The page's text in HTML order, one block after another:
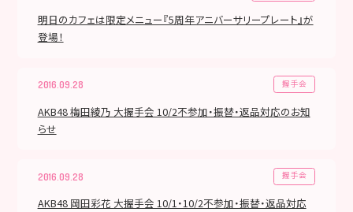
明日のカフェは限定メニュー『5周年アニバーサリープレート』が
登場！
2016.09.28 握手会
AKB48 梅田綾乃 大握手会 10/2不参加・振替・返品対応のお知
らせ
2016.09.28 握手会
AKB48 岡田彩花 大握手会 10/1・10/2不参加・振替・返品対応